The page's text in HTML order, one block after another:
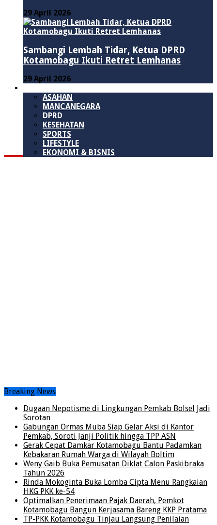
29 April 2026
Sambangi Lembah Tidar, Ketua DPRD
Kotamobagu Ikuti Retret Lemhanas
29 April 2026
ASAHAN
MANCANEGARA
DPRD
KESEHATAN
SPORTS
LIFESTYLE
EKONOMI & BISNIS
Breaking News
Dugaan Nepotisme di Lingkungan Pemkab Bolsel Jadi
Sorotan
Gabungan Ormas Muba Siap Gelar Aksi di Kantor
Pemkab, Soroti Janji Politik hingga TPP ASN
Gerak Cepat Damkar Kotamobagu Bantu Padamkan
Kebakaran Rumah Warga di Wilayah Boltim
Weny Gaib Buka Pemusatan Diklat Calon Paskibraka
Tahun 2026
Rinda Mokoginta Buka Lomba Cipta Menu Rangkaian
HKG PKK ke-54
Optimalkan Penerimaan Pajak Daerah, Pemkot
Kotamobagu Bangun Kerjasama Bareng KKP Pratama
TP-PKK Kotamobagu Tinjau Langsung Penilaian